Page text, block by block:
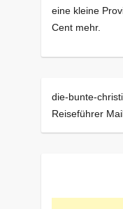
eine kleine
Cent mehr.
die-bunte-
Reiseführer